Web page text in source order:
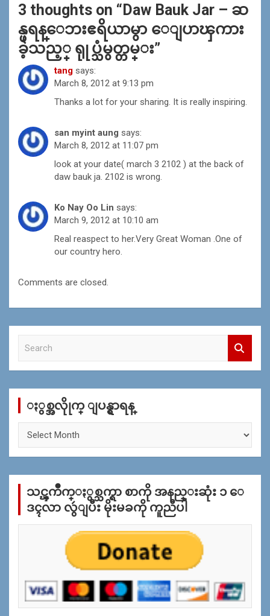
3 thoughts on “Daw Bauk Jar – ဆ
န္ဖရန္ေဘးဧရိယာမွာ ေျပာၾကား
ခဲ့သည့္ ရုုပ္သံမွတ္တမ္း”
tang says:
March 8, 2012 at 9:13 pm
Thanks a lot for your sharing. It is really inspiring.
san myint aung says:
March 8, 2012 at 11:07 pm
look at your date( march 3 2102 ) at the back of
daw bauk ja. 2102 is wrong.
Ko Nay Oo Lin says:
March 9, 2012 at 10:10 am
Real reaspect to her.Very Great Woman .One of
our country hero.
Comments are closed.
c
ႏွစ္အလိုုက္ ျပန္ရွာရန္
က္
န္
သင္ၾကိဳက္ႏွစ္သက္ရာ စာကို အနည္းဆုံး ၁ ေ
ဒၚလာ လွဴျပီး မိုးမခကို ကူညီပါ